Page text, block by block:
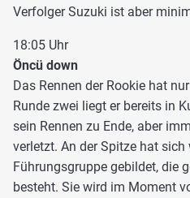
Verfolger Suzuki ist aber
18:05 Uhr
Öncü down
Das Rennen der Rookie hat
Runde zwei liegt er bereits in
sein Rennen zu Ende, aber
verletzt. An der Spitze hat
Führungsgruppe gebildet, die
besteht. Sie wird im Moment